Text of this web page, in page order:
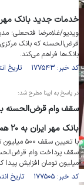
خدمات جدید بانک مهر
ویدیو/غلامرضا فتحعلی؛
قرض‌الحسنه که بانک مرکزی
بانک‌ها فراهم می‌کند.
کد خبر: ۱۷۷۵۴۳ تاریخ انتشار : ۱۴۰۴/۰۶/۱۷
در پاسخ به ایبنا مطرح شد:
بانک مهر ایران به ۲۰ همت
با
میلیون تومان افزایش پیدا
کد خبر: ۱۷۷۵۰۵ تاریخ انتشار : ۱۴۰۴/۰۶/۱۶